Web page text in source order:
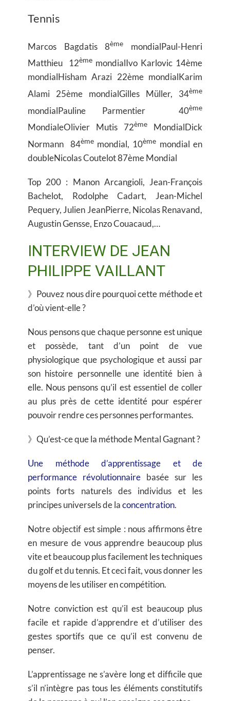
Tennis
Marcos Bagdatis 8ème
mondialPaul-Henri
Matthieu 12ème mondialIvo Karlovic 14ème
mondialHisham Arazi 22ème mondialKarim
Alami 25ème mondialGilles Müller, 34ème
mondialPauline Parmentier 40ème
MondialeOlivier Mutis 72ème
MondialDick
Normann 84èmemondial, 10ème mondial en
doubleNicolas Coutelot 87ème Mondial
Top 200 : Manon Arcangioli, Jean-François
Bachelot, Rodolphe Cadart, Jean-Michel
Pequery, Julien JeanPierre, Nicolas Renavand,
Augustin Gensse, Enzo Couacaud,…
INTERVIEW DE JEAN
PHILIPPE VAILLANT
》Pouvez nous dire pourquoi cette méthode et
d’où vient-elle ?
Nous pensons que chaque personne est unique
et possède, tant d’un point de vue
physiologique que psychologique et aussi par
son histoire personnelle une identité bien à
elle. Nous pensons qu’il est essentiel de coller
au plus près de cette identité pour espérer
pouvoir rendre ces personnes performantes.
》Qu’est-ce que la méthode Mental Gagnant ?
Une méthode d’apprentissage et de
performance révolutionnaire basée sur les
points forts naturels des individus et les
principes universels de laconcentration.
Notre objectif est simple : nous affirmons être
en mesure de vous apprendre beaucoup plus
vite et beaucoup plus facilement les techniques
du golf et du tennis. Et ceci fait, vous donner les
moyens de les utiliser en compétition.
Notre conviction est qu’il est beaucoup plus
facile et rapide d’apprendre et d’utiliser des
gestes sportifs que ce qu’il est convenu de
penser.
L’apprentissage ne s’avère long et difficile que
s’il n’intègre pas tous les éléments constitutifs